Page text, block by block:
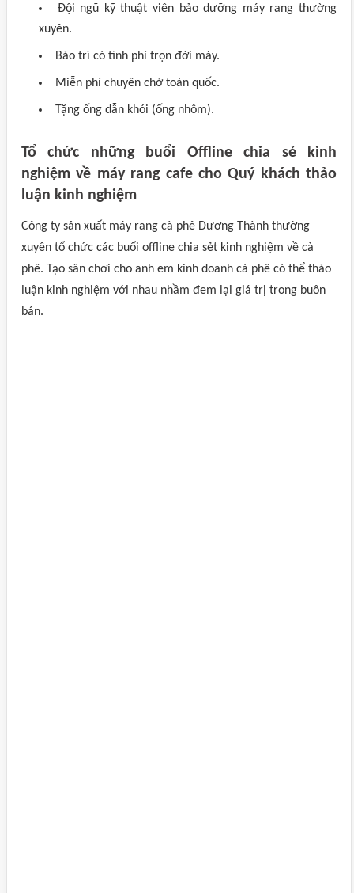
Đội ngũ kỹ thuật viên bảo dưỡng máy rang thường
xuyên.
Bảo trì có tính phí trọn đời máy.
Miễn phí chuyên chở toàn quốc.
Tặng ống dẫn khói (ống nhôm).
Tổ chức những buổi Offline chia sẻ kinh
nghiệm về máy rang cafe cho Quý khách thảo
luận kinh nghiệm
Công ty sản xuất máy rang cà phê Dương Thành thường
xuyên tổ chức các buổi offline chia sẻt kinh nghiệm về cà
phê. Tạo sân chơi cho anh em kinh doanh cà phê có thể thảo
luận kinh nghiệm với nhau nhầm đem lại giá trị trong buôn
bán.